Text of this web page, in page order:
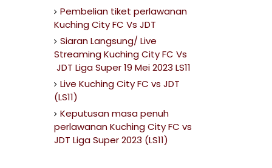
Pembelian tiket perlawanan
Kuching City FC Vs JDT
Siaran Langsung/ Live
Streaming Kuching City FC Vs
JDT Liga Super 19 Mei 2023 LS11
Live Kuching City FC vs JDT
(LS11)
Keputusan masa penuh
perlawanan Kuching City FC vs
JDT Liga Super 2023 (LS11)